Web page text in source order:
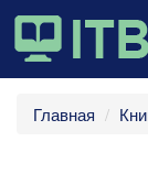
Главная